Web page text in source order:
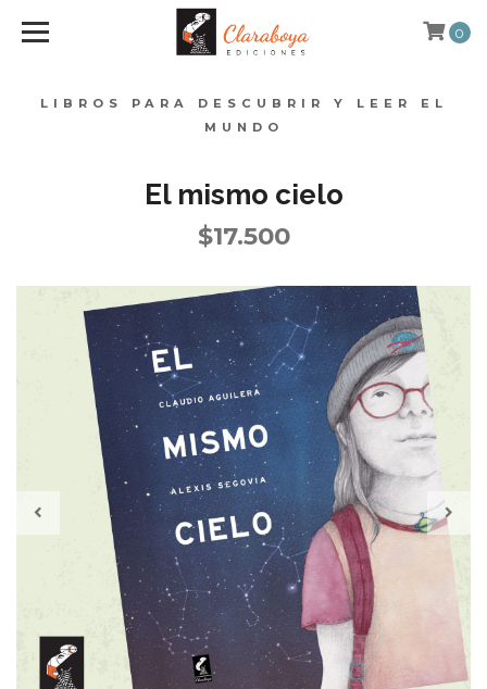
LIBROS PARA DESCUBRIR Y LEER EL
MUNDO
0
El mismo cielo
$17.500